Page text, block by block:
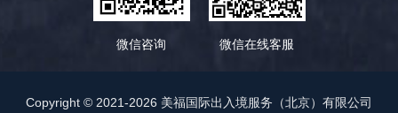
微信咨询 微信在线客服
Copyright © 2021-2026 美福国际出入境服务（北京）有限公司